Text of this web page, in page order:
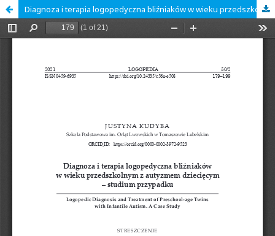
Diagnoza i terapia logopedyczna bliźniaków w wieku przedszkolnym z autyzmem dziecięcym – studium przypadku